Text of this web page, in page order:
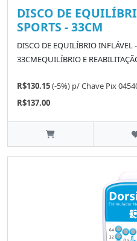
DISCO DE
SPORTS - 33CM
DISCO DE EQUILÍBRIO INFLÁVEL
33CMEQUILÍBRIO E
R$130.15(-5%) p/Chave Pix
R$137.00